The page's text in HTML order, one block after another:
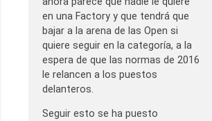
en una Factory y que tendrá que
bajar a la arena de las Open si
quiere seguir en la categoría, a la
espera de que las normas de 2016
le relancen a los puestos
delanteros.
Seguir esto se ha puesto